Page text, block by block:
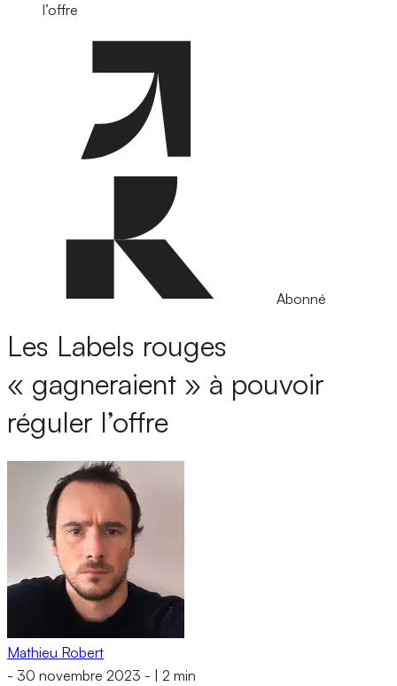
l’offre
Abonné
Les Labels rouges
« gagneraient » à pouvoir
réguler l’offre
Mathieu Robert
- 30 novembre 2023 - 2 min